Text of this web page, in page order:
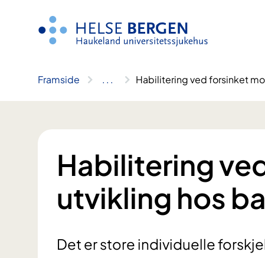
Framside .. . Habilitering ved forsinket
Habilitering
utvikling hos
Det er store individuelle